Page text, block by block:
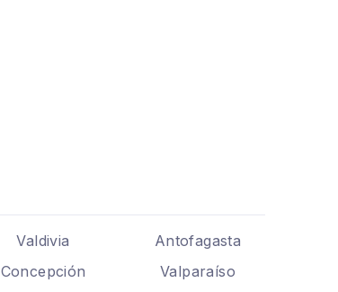
Valdivia
Antofagasta
Concepción
Valparaíso